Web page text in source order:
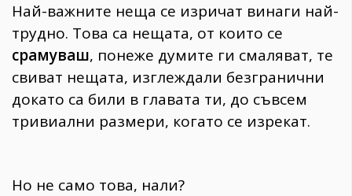
Wellness
1817
ПОСЛЕДВАЙТЕ
НИ
Най-важните неща се изричат винаги най-
трудно. Това са нещата, от които се
срамуваш, понеже думите ги смаляват, те
свиват нещата, изглеждали безгранични
докато са били в главата ти, до съвсем
тривиални размери, когато се изрекат.
Но не само това, нали?